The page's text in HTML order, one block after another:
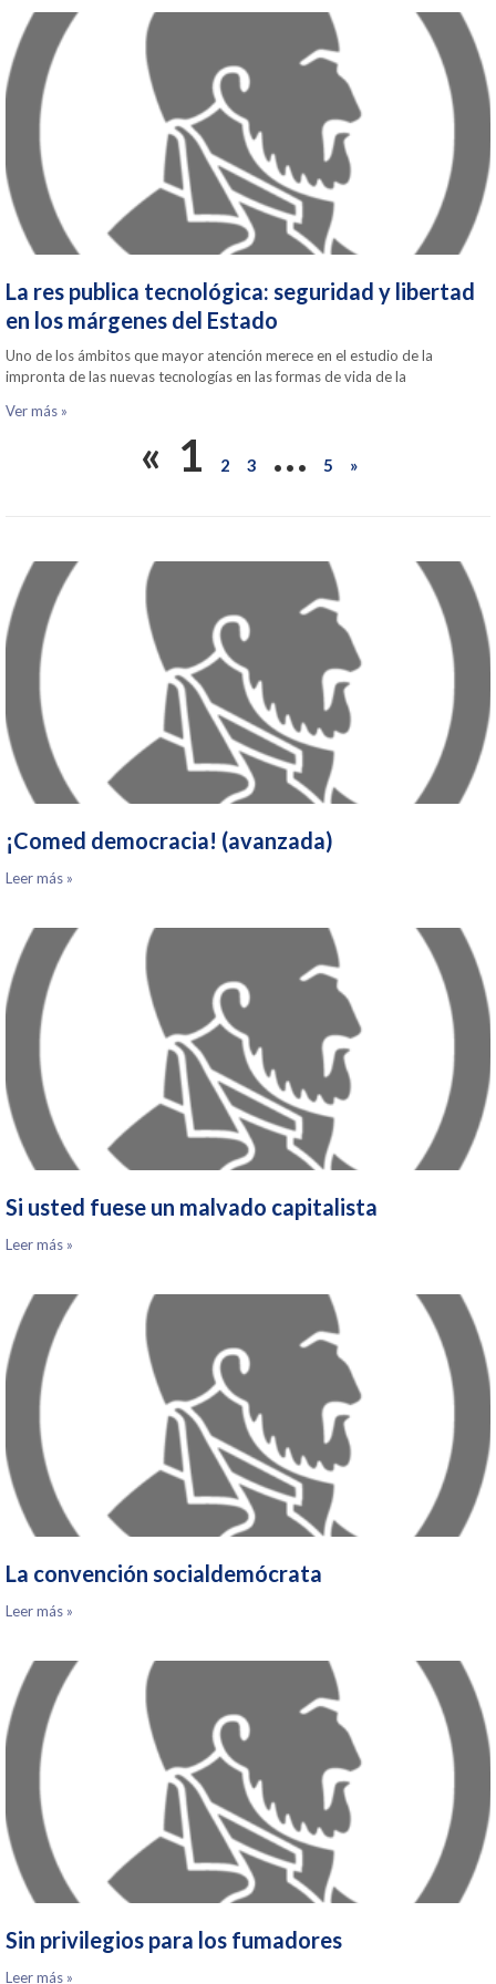
La res publica tecnológica: seguridad y libertad
en los márgenes del Estado
Uno de los ámbitos que mayor atención merece en el estudio de la
impronta de las nuevas tecnologías en las formas de vida de la
Ver más »
« 1 2 3 … 5 »
¡Comed democracia! (avanzada)
Leer más »
Si usted fuese un malvado capitalista
Leer más »
La convención socialdemócrata
Leer más »
Sin privilegios para los fumadores
Leer más »